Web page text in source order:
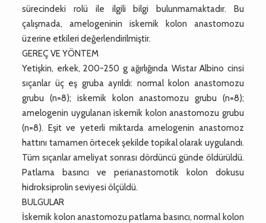
sürecindeki rolü ile ilgili bilgi bulunmamaktadır. Bu
çalışmada, amelogeninin iskemik kolon anastomozu
üzerine etkileri değerlendirilmiştir.
GEREÇ VE YÖNTEM
Yetişkin, erkek, 200-250 g ağırlığında Wistar Albino cinsi
sıçanlar üç eş gruba ayrıldı: normal kolon anastomozu
grubu (n=8); iskemik kolon anastomozu grubu (n=8);
amelogenin uygulanan iskemik kolon anastomozu grubu
(n=8). Eşit ve yeterli miktarda amelogenin anastomoz
hattını tamamen örtecek şekilde topikal olarak uygulandı.
Tüm sıçanlar ameliyat sonrası dördüncü günde öldürüldü.
Patlama basıncı ve perianastomotik kolon dokusu
hidroksiprolin seviyesi ölçüldü.
BULGULAR
İskemik kolon anastomozu patlama basıncı, normal kolon